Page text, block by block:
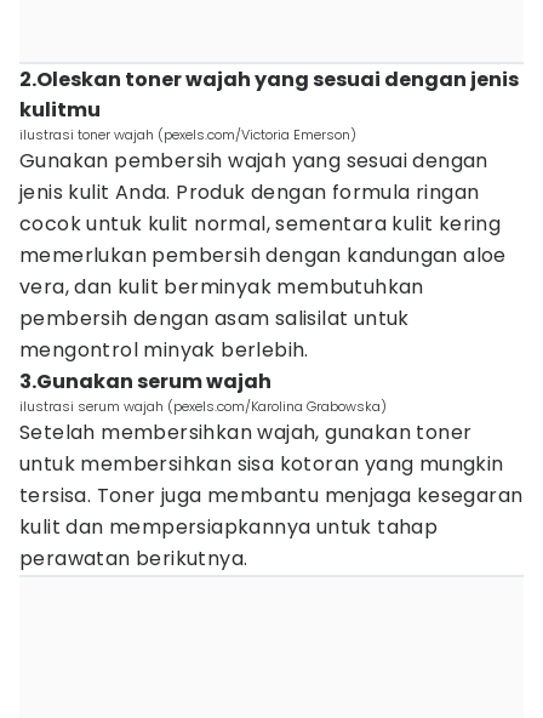
2.Oleskan toner wajah yang sesuai dengan jenis
kulitmu
ilustrasi toner wajah (pexels.com/Victoria Emerson)
Gunakan pembersih wajah yang sesuai dengan
jenis kulit Anda. Produk dengan formula ringan
cocok untuk kulit normal, sementara kulit kering
memerlukan pembersih dengan kandungan aloe
vera, dan kulit berminyak membutuhkan
pembersih dengan asam salisilat untuk
mengontrol minyak berlebih.
3.Gunakan serum wajah
ilustrasi serum wajah (pexels.com/Karolina Grabowska)
Setelah membersihkan wajah, gunakan toner
untuk membersihkan sisa kotoran yang mungkin
tersisa. Toner juga membantu menjaga kesegaran
kulit dan mempersiapkannya untuk tahap
perawatan berikutnya.